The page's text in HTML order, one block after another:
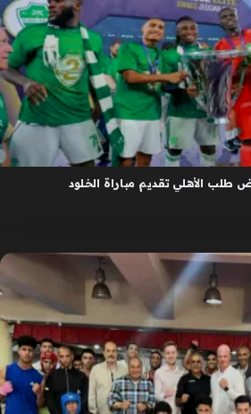
طلب الأهلي تقديم مباراة الخلود